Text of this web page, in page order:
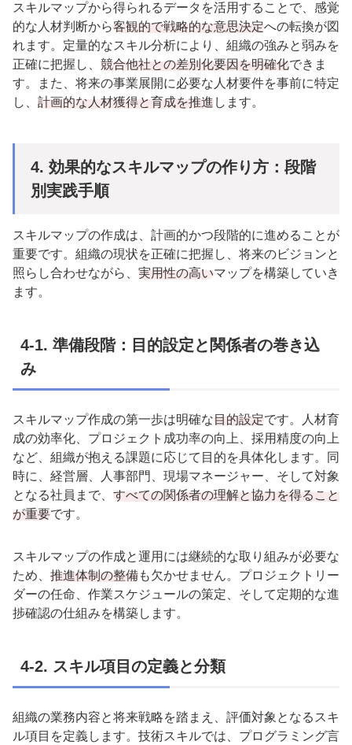
スキルマップから得られるデータを活用することで、感覚
的な人材判断から客観的で戦略的な意思決定への転換が図
れます。定量的なスキル分析により、組織の強みと弱みを
正確に把握し、 競合他社との差別化要因を明確化できま
す。また、将来の事業展開に必要な人材要件を事前に特定
し、 計画的な人材獲得と育成を推進 します。
4. 効果的なスキルマップの作り方：段階
別実践手順
スキルマップの作成は、計画的かつ段階的に進めることが
重要です。組織の現状を正確に把握し、将来のビジョンと
照らし合わせながら、 実用性の高いマップを構築していき
ます。
4-1. 準備段階：目的設定と関係者の巻き込
み
スキルマップ作成の第一歩は明確な 目的設定です。人材育
成の効率化、プロジェクト成功率の向上、採用精度の向上
など、組織が抱える課題に応じて目的を具体化します。同
時に、経営層、人事部門、現場マネージャー、そして対象
となる社員まで、 すべての関係者の理解と協力を得ること
が重要です。
スキルマップの作成と運用には継続的な取り組みが必要な
ため、 推進体制の整備も欠かせません。プロジェクトリー
ダーの任命、作業スケジュールの策定、そして定期的な進
捗確認の仕組みを構築します。
4-2. スキル項目の定義と分類
組織の業務内容と将来戦略を踏まえ、評価対象となるスキ
ル項目を定義します。技術スキルでは、プログラミング言